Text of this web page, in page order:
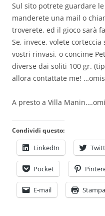
Sul sito potrete guardare
manderete una mail o
troverete, ed il gioco sarà
Se, invece, volete
vostri rinvasi, o concime
diverse dai soliti 100 gr.
allora contattate me!
A presto a Villa
Condividi questo:
LinkedIn
Pocket
E-mail Stampa